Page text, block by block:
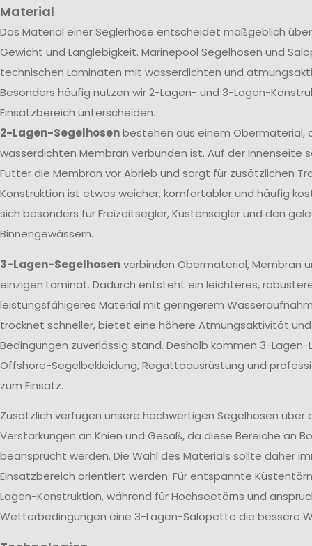
Material
Das Material einer Seglerhose entscheidet maßgeblich
Gewicht und Langlebigkeit. Marinepool Segelhosen und
technischen Laminaten mit wasserdichten und
Besonders häufig nutzen wir 2-Lagen- und 3-Lagen-
Einsatzbereich unterscheiden.
2-Lagen-Segelhosenbestehen aus einem Obermaterial,
wasserdichten Membran verbunden ist. Auf der Innenseite
Futter die Membran vor Abrieb und sorgt für zusätzlichen
Konstruktion ist etwas weicher, komfortabler und häufig
sich besonders für Freizeitsegler, Küstensegler und den
Binnengewässern.
3-Lagen-Segelhosenverbinden Obermaterial, Membran
einzigen Laminat. Dadurch entsteht ein leichteres,
leistungsfähigeres Material mit geringerem
trocknet schneller, bietet eine höhere Atmungsaktivität
Bedingungen zuverlässig stand. Deshalb kommen 3-
Offshore-Segelbekleidung, Regattaausrüstung und
zum Einsatz.
Zusätzlich verfügen unsere hochwertigen Segelhosen über
Verstärkungen an Knien und Gesäß, da diese Bereiche an
beansprucht werden. Die Wahl des Materials sollte daher
Einsatzbereich orientiert werden: Für entspannte
Lagen-Konstruktion, während für Hochseetörns und
Wetterbedingungen eine 3-Lagen-Salopette die bessere